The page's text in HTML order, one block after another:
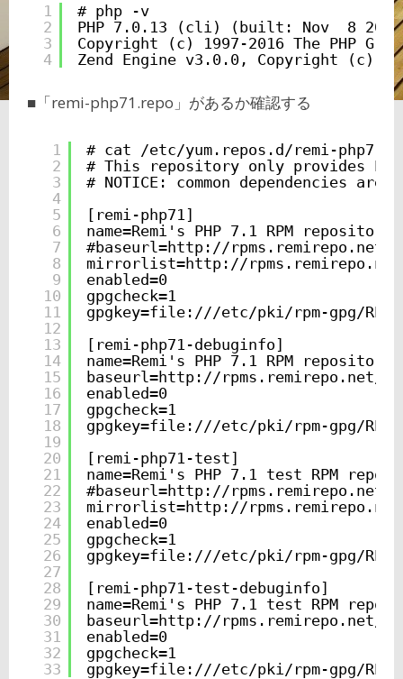
1
2
3
4
# php -v
PHP 7.0.13 (cli) (built: Nov  8
Copyright (c) 1997-2016 The PHP
Zend Engine v3.0.0, Copyright (c)
■「remi-php71.repo」があるか確認する
1
2
3
4
5
6
7
8
9
10
11
12
13
14
15
16
17
18
19
20
21
22
23
24
25
26
27
28
29
30
31
32
33
# cat /etc/yum.repos.d/remi-
# This repository only provides
# NOTICE: common dependencies
[remi-php71]
name=Remi's PHP 7.1 RPM
#baseurl=http://rpms.remirepo.net/
mirrorlist=http://
enabled=0
gpgcheck=1
gpgkey=file:///etc/pki/rpm-gpg/RPM-
[remi-php71-debuginfo]
name=Remi's PHP 7.1 RPM
baseurl=http://rpms.remirepo.net/
enabled=0
gpgcheck=1
gpgkey=file:///etc/pki/rpm-gpg/RPM-
[remi-php71-test]
name=Remi's PHP 7.1 test RPM
#baseurl=http://rpms.remirepo.net/
mirrorlist=http://
enabled=0
gpgcheck=1
gpgkey=file:///etc/pki/rpm-gpg/RPM-
[remi-php71-test-debuginfo]
name=Remi's PHP 7.1 test RPM
baseurl=http://rpms.remirepo.net/
enabled=0
gpgcheck=1
gpgkey=file:///etc/pki/rpm-gpg/RPM-